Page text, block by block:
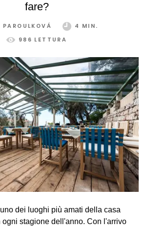
fare?
PAROULKOVÁ
4 MIN.
986 LETTURA
dei luoghi più amati della casa
ogni stagione dell'anno. Con l'arrivo